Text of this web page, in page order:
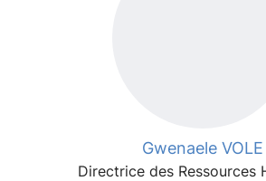
Gwenaele VOLE
Directrice des Ressources